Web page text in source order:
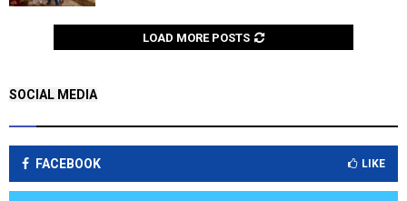
LOAD MORE POSTS
SOCIAL MEDIA
FACEBOOK LIKE